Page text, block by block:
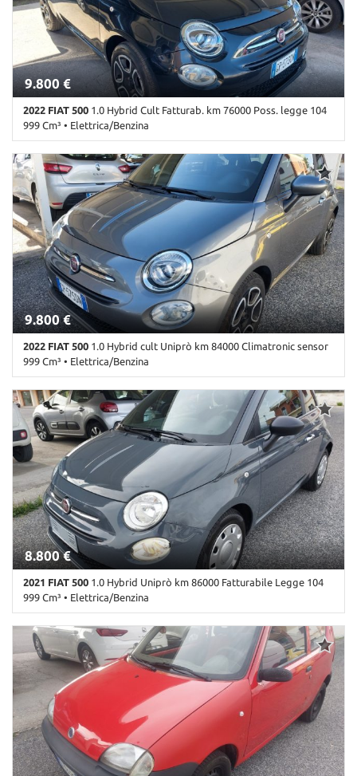
9.800 €
2022 FIAT 500 1.0 Hybrid Cult Fatturab. km 76000 Poss. legge 104
999 Cm³ • Elettrica/Benzina
76.000 Km • Cambio Manuale (6) • Nero metallizzato • 3 Porte •
ABS • Airbag • Airbag laterali • Airbag Passeggero • Airbag testa •
Alzacristalli elettrici • Autoradio • Autoradio digitale • Bluetooth •
Chiusura centralizzata • Climatizzatore • Controllo automatico
clima • Controllo trazione • Cruise Control • ESP • Fendinebbia •
Immobilizzatore elettronico • Sensori di parcheggio posteriori •
Servosterzo • Specchietti laterali elettrici • Start/Stop Automatico
• USB • Volante in pelle
9.800 €
2022 FIAT 500 1.0 Hybrid cult Uniprò km 84000 Climatronic sensor
999 Cm³ • Elettrica/Benzina
84.000 Km • Cambio Manuale (6) • Grigio metallizzato • 3 Porte •
ABS • Airbag • Airbag laterali • Airbag Passeggero • Airbag testa •
Alzacristalli elettrici • Autoradio • Autoradio digitale • Bluetooth •
Chiusura centralizzata • Climatizzatore • Controllo automatico
clima • Controllo trazione • Cruise Control • ESP • Fendinebbia •
Immobilizzatore elettronico • Sedile posteriore sdoppiato •
Sensori di parcheggio posteriori • Servosterzo • Start/Stop
Automatico • USB • Volante in pelle
8.800 €
2021 FIAT 500 1.0 Hybrid Uniprò km 86000 Fatturabile Legge 104
999 Cm³ • Elettrica/Benzina
86.000 Km • Cambio Manuale (6) • Grigio pastello • 3 Porte • ABS •
Airbag • Airbag laterali • Airbag Passeggero • Airbag testa •
Alzacristalli elettrici • Autoradio • Autoradio digitale • Bluetooth •
Chiusura centralizzata • Climatizzatore • Controllo trazione • Cruise
Control • ESP • Immobilizzatore elettronico • Servosterzo •
Start/Stop Automatico • USB